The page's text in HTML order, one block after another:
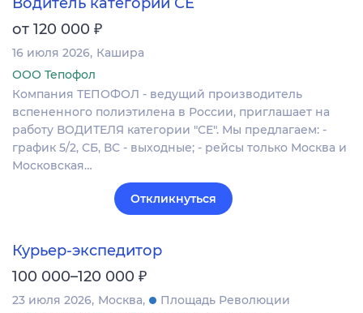
от 120 000 ₽
16 июля 2026 Кашира
ООО Тепофол
Компания ТЕПОФОЛ - ведущий производитель
вспененного полиэтилена в России, приглашает на
работу ВОДИТЕЛЯ категории "СЕ". Мы предлагаем: -
график 5/2, СБ, ВС - выходные; - рейсы только Москва и
Московская…
Откликнуться
Курьер-экспедитор
100 000–120 000 ₽
23 июля 2026 Москва
Площадь Революции